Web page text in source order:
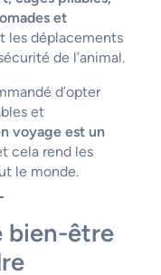
et
déplacements
de l’animal.
d’opter
et
voyage est un
cela rend les
le monde.
bien-être